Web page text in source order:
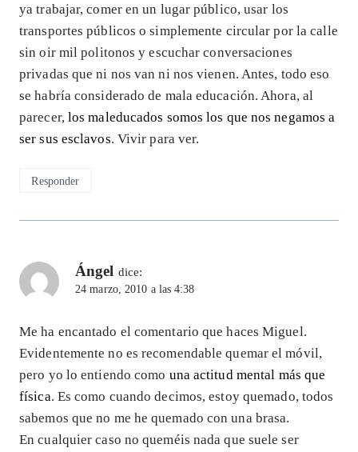
ya trabajar, comer en un lugar público, usar los
transportes públicos o simplemente circular por la calle
sin oir mil politonos y escuchar conversaciones
privadas que ni nos van ni nos vienen. Antes, todo eso
se habría considerado de mala educación. Ahora, al
parecer, los maleducados somos los que nos negamos a
ser sus esclavos. Vivir para ver.
Responder
Ángel dice:
24 marzo, 2010 a las 4:38
Me ha encantado el comentario que haces Miguel.
Evidentemente no es recomendable quemar el móvil,
pero yo lo entiendo como una actitud mental más que
física. Es como cuando decimos, estoy quemado, todos
sabemos que no me he quemado con una brasa.
En cualquier caso no queméis nada que suele ser